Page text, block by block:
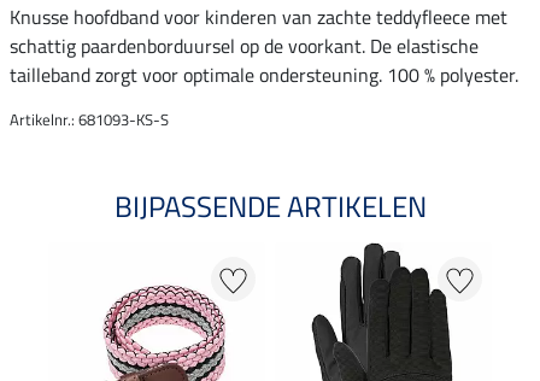
Knusse hoofdband voor kinderen van zachte teddyfleece met
schattig paardenborduursel op de voorkant. De elastische
tailleband zorgt voor optimale ondersteuning. 100 % polyester.
Artikelnr.: 681093-KS-S
BIJPASSENDE ARTIKELEN